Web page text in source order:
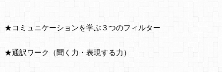
★コミュニケーションを学ぶ３つのフィルター
★通訳ワーク（聞く力・表現する力）